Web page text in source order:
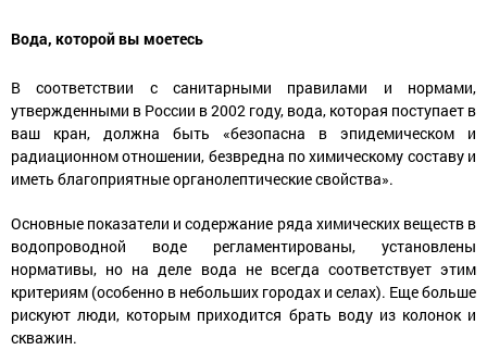
Вода, которой вы моетесь
В соответствии с санитарными правилами и нормами,
утвержденными в России в 2002 году, вода, которая поступает в
ваш кран, должна быть «безопасна в эпидемическом и
радиационном отношении, безвредна по химическому составу и
иметь благоприятные органолептические свойства».
Основные показатели и содержание ряда химических веществ в
водопроводной воде регламентированы, установлены
нормативы, но на деле вода не всегда соответствует этим
критериям (особенно в небольших городах и селах). Еще больше
рискуют люди, которым приходится брать воду из колонок и
скважин.